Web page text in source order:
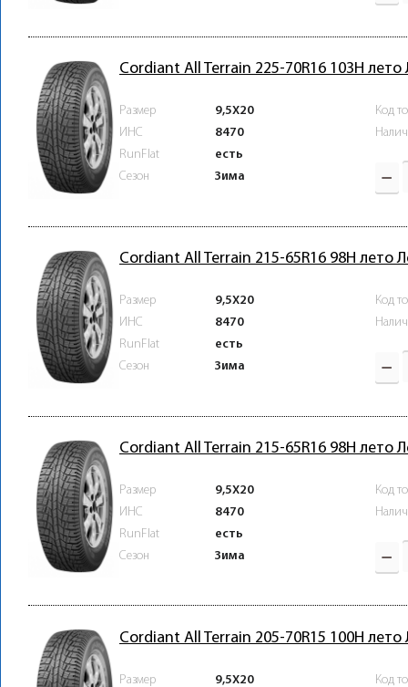
Cordiant All Terrain 225-70R16 103H лето
Размер
9,5X20
ИНС
8470
RunFlat
есть
Сезон
Зима
Код
Cordiant All Terrain 215-65R16 98H лето
Размер
9,5X20
ИНС
8470
RunFlat
есть
Сезон
Зима
Код
Cordiant All Terrain 215-65R16 98H лето
Размер
9,5X20
ИНС
8470
RunFlat
есть
Сезон
Зима
Код
Cordiant All Terrain 205-70R15 100H лето
Размер 9,5X20 Код